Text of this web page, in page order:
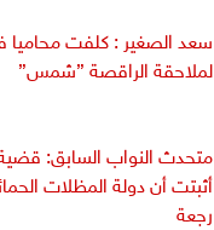
سعد الصغير : كلفت محاميا
لملاحقة الراقصة ”شمس”
متحدث النواب السابق:
أثبتت أن دولة المظلات
رجعة